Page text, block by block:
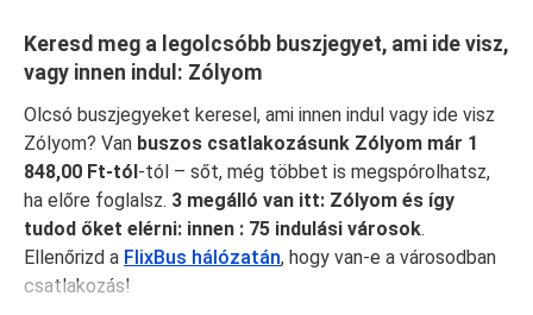
Keresd meg a legolcsóbb buszjegyet, ami ide visz,
vagy innen indul: Zólyom
Olcsó buszjegyeket keresel, ami innen indul vagy ide visz
Zólyom? Van buszos csatlakozásunk Zólyom már 1
848,00 Ft-tól-tól – sőt, még többet is megspórolhatsz,
ha előre foglalsz. 3 megálló van itt: Zólyom és így
tudod őket elérni: innen : 75 indulási városok.
Ellenőrizd a FlixBus hálózatán, hogy van-e a városodban
csatlakozás!